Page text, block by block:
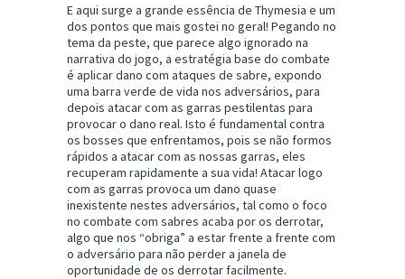
E aqui surge a grande essência de Thymesia e um
dos pontos que mais gostei no geral! Pegando no
tema da peste, que parece algo ignorado na
narrativa do jogo, a estratégia base do combate
é aplicar dano com ataques de sabre, expondo
uma barra verde de vida nos adversários, para
depois atacar com as garras pestilentas para
provocar o dano real. Isto é fundamental contra
os bosses que enfrentamos, pois se não formos
rápidos a atacar com as nossas garras, eles
recuperam rapidamente a sua vida! Atacar logo
com as garras provoca um dano quase
inexistente nestes adversários, tal como o foco
no combate com sabres acaba por os derrotar,
algo que nos “obriga” a estar frente a frente com
o adversário para não perder a janela de
oportunidade de os derrotar facilmente.